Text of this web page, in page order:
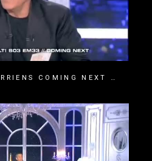
SALUT LES TERRIENS COMING NEXT SAISON 3 ÉMISSION 33